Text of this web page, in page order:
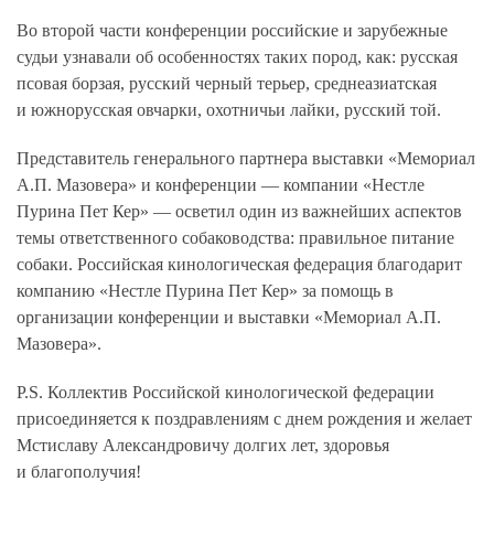
Во второй части конференции российские и зарубежные
судьи узнавали об особенностях таких пород, как: русская
псовая борзая, русский черный терьер, среднеазиатская
и южнорусская овчарки, охотничьи лайки, русский той.
Представитель генерального партнера выставки «Мемориал
А.П. Мазовера» и конференции — компании «Нестле
Пурина Пет Кер» — осветил один из важнейших аспектов
темы ответственного собаководства: правильное питание
собаки. Российская кинологическая федерация благодарит
компанию «Нестле Пурина Пет Кер» за помощь в
организации конференции и выставки «Мемориал А.П.
Мазовера».
P.S. Коллектив Российской кинологической федерации
присоединяется к поздравлениям с днем рождения и желает
Мстиславу Александровичу долгих лет, здоровья
и благополучия!